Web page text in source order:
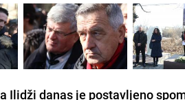
Ilidži danas je postavljeno